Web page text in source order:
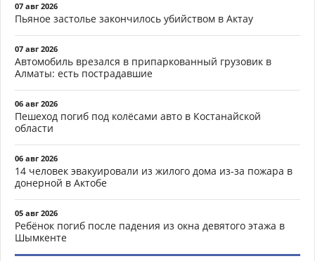
07 авг 2026
Пьяное застолье закончилось убийством в Актау
07 авг 2026
Автомобиль врезался в припаркованный грузовик в
Алматы: есть пострадавшие
06 авг 2026
Пешеход погиб под колёсами авто в Костанайской
области
06 авг 2026
14 человек эвакуировали из жилого дома из-за пожара в
донерной в Актобе
05 авг 2026
Ребёнок погиб после падения из окна девятого этажа в
Шымкенте